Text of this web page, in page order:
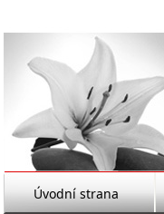
Úvodní strana